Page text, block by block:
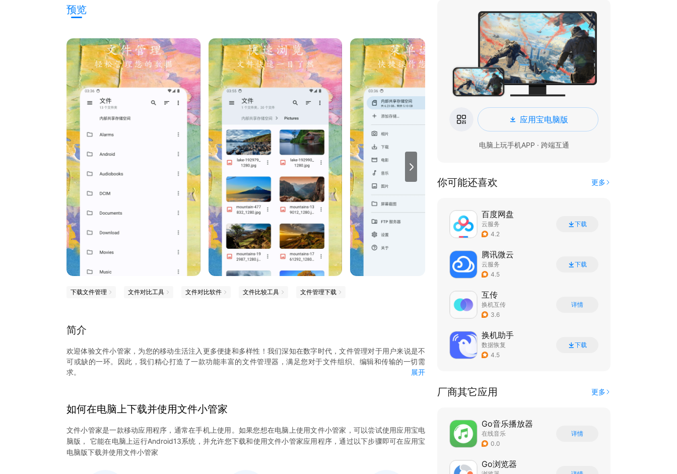
预览
下载文件管理 文件对比工具 文件对比软件 文件比较工具 文件管理下载
简介
欢迎体验文件小管家，为您的移动生活注入更多便捷和多样性！我们深知在数字时代，文件管理对于用户来说是不
可或缺的一环。因此，我们精心打造了一款功能丰富的文件管理器，满足您对于文件组织、编辑和传输的一切需
求。
全方位浏览体验： 通过直观的界面，您可以轻松访问手机内的各类文件，从照片、音频到应用数据，一览尽览，不
漏任何角落。
智能搜索引擎： 强大的搜索功能帮助您秒速定位所需文件，不再为繁琐的文件查找而浪费时间。
实时文件编辑： 在不离开应用的情况下，支持多种文本文件的实时编辑，让您能够随时随地进行内容修改。
展开
如何在电脑上下载并使用文件小管家
文件小管家是一款移动应用程序，通常在手机上使用。如果您想在电脑上使用文件小管家 ，可以尝试使用应用宝电
脑版， 它能在电脑上运行Android13系统，并允许您下载和使用文件小管家应用程序，通过以下步骤即可在应用宝
电脑版下载并使用文件小管家
应用宝电脑版
电脑上玩手机APP · 跨端互通
你可能还喜欢 更多
百度网盘
云服务
4.2
下载
腾讯微云
云服务
4.5
下载
互传
换机互传
3.6
详情
换机助手
数据恢复
4.5
下载
厂商其它应用 更多
Go音乐播放器
在线音乐
0.0
详情
Go浏览器